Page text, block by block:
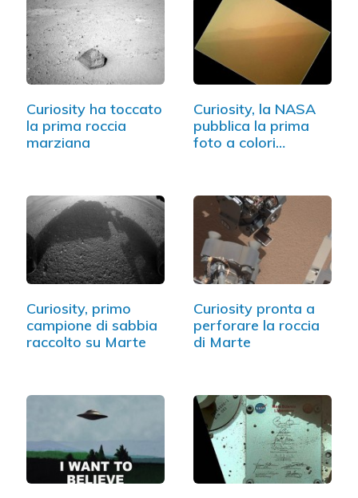
Curiosity ha toccato
la prima roccia
marziana
Curiosity, la NASA
pubblica la prima
foto a colori…
Curiosity, primo
campione di sabbia
raccolto su Marte
Curiosity pronta a
perforare la roccia
di Marte